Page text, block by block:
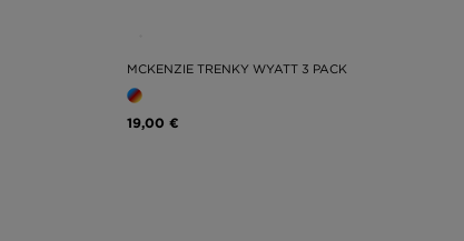
MCKENZIE TRENKY WYATT 3 PACK
19,00 €